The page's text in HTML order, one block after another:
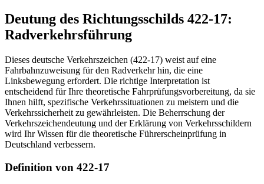
Deutung des Richtungsschilds 422-17:
Radverkehrsführung
Dieses deutsche Verkehrszeichen (422-17) weist auf eine
Fahrbahnzuweisung für den Radverkehr hin, die eine
Linksbewegung erfordert. Die richtige Interpretation ist
entscheidend für Ihre theoretische Fahrprüfungsvorbereitung, da sie
Ihnen hilft, spezifische Verkehrssituationen zu meistern und die
Verkehrssicherheit zu gewährleisten. Die Beherrschung der
Verkehrszeichendeutung und der Erklärung von Verkehrsschildern
wird Ihr Wissen für die theoretische Führerscheinprüfung in
Deutschland verbessern.
Definition von 422-17